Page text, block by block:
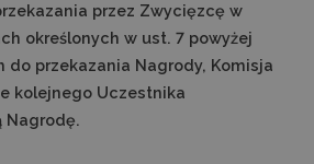
przez Zwycięzcę w
określonych w ust. 7 powyżej
do przekazania Nagrody, Komisja
kolejnego Uczestnika
Nagrodę.